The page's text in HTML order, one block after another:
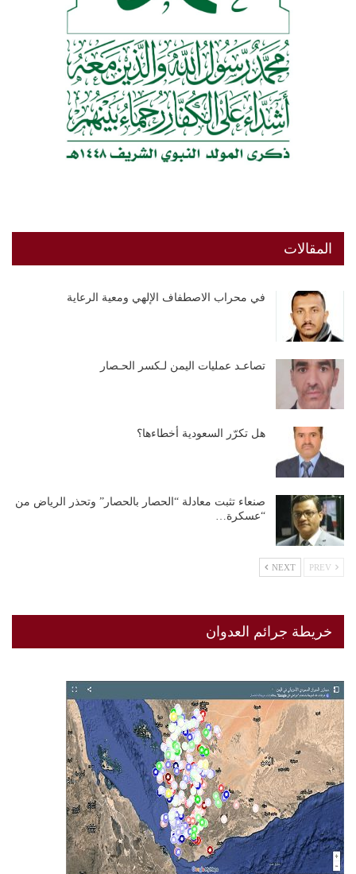
المقالات
في محراب الاصطفاف الإلهي ومعية الرعاية
تصاعـد عمليات اليمن لـكسر الحـصار
هل تكرّر السعودية أخطاءها؟
صنعاء تثبت معادلة “الحصار بالحصار” وتحذر الرياض من
“عسكرة…
NEXT
خريطة جرائم العدوان